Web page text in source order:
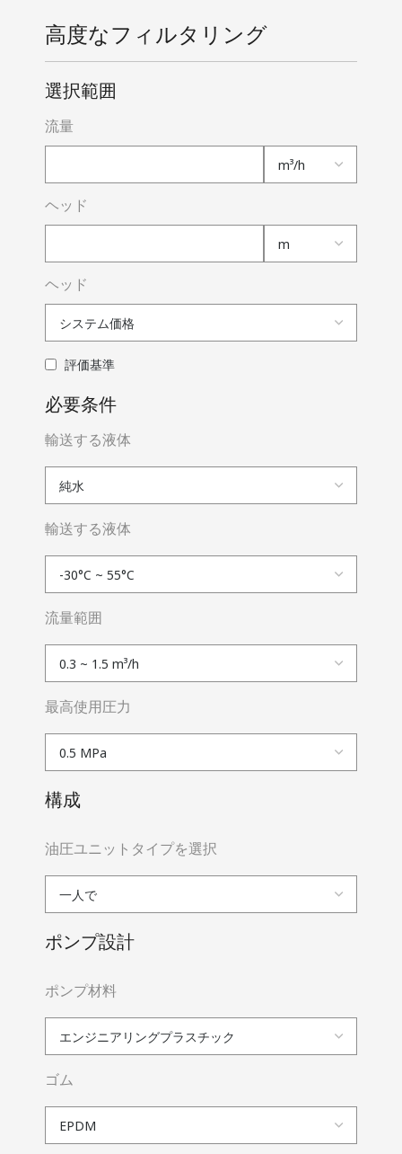
高度なフィルタリング
選択範囲
流量
ヘッド
ヘッド
評価基準
必要条件
輸送する液体
輸送する液体
流量範囲
最高使用圧力
構成
油圧ユニットタイプを選択
ポンプ設計
ポンプ材料
ゴム